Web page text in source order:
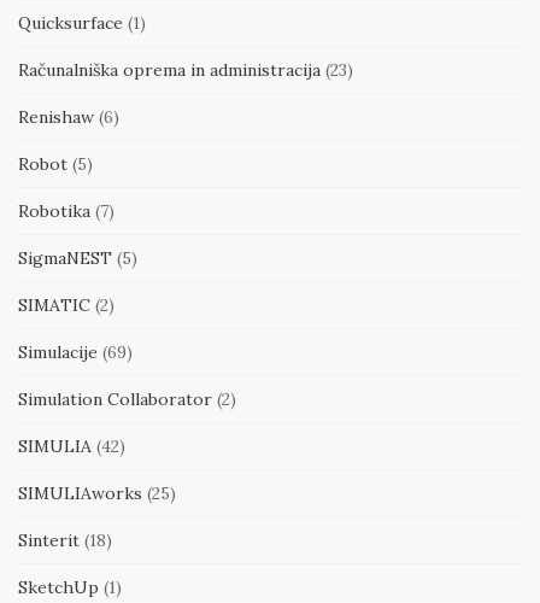
Quicksurface (1)
Računalniška oprema in administracija (23)
Renishaw (6)
Robot (5)
Robotika (7)
SigmaNEST (5)
SIMATIC (2)
Simulacije (69)
Simulation Collaborator (2)
SIMULIA (42)
SIMULIAworks (25)
Sinterit (18)
SketchUp (1)